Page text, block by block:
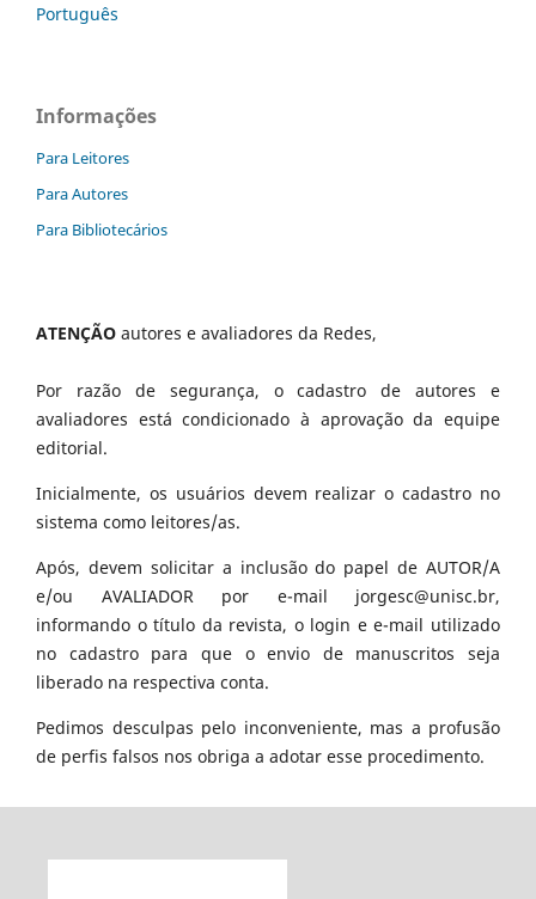
Português
Informações
Para Leitores
Para Autores
Para Bibliotecários
ATENÇÃO autores e avaliadores da Redes,
Por razão de segurança, o cadastro de autores e
avaliadores está condicionado à aprovação da equipe
editorial.
Inicialmente, os usuários devem realizar o cadastro no
sistema como leitores/as.
Após, devem solicitar a inclusão do papel de AUTOR/A
e/ou AVALIADOR por e-mail jorgesc@unisc.br,
informando o título da revista, o login e e-mail utilizado
no cadastro para que o envio de manuscritos seja
liberado na respectiva conta.
Pedimos desculpas pelo inconveniente, mas a profusão
de perfis falsos nos obriga a adotar esse procedimento.